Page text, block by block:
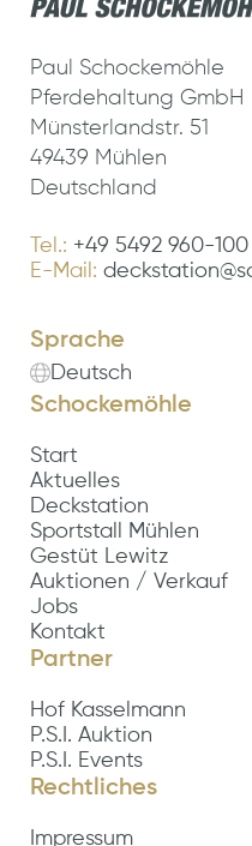
Paul Schockemöhle
Pferdehaltung GmbH
Münsterlandstr. 51
49439 Mühlen
Deutschland
Tel.: +49 5492 960-100
E-Mail:
Sprache
Deutsch
Schockemöhle
Start
Aktuelles
Deckstation
Sportstall Mühlen
Gestüt Lewitz
Auktionen / Verkauf
Jobs
Kontakt
Partner
Hof Kasselmann
P.S.I. Auktion
P.S.I. Events
Rechtliches
Impressum